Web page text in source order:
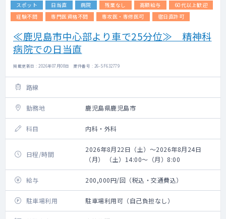
スポット 日当直 病院 残業なし 高額給与
60代以上歓迎
経験不問
専門医資格不問 専攻医・専修医可 宿日直許可
≪鹿児島市中心部より車で25分位≫ 精神科
病院での日当直
掲載更新日 : 2026年07月08日 案件番号 : 26-SF632779
路線
勤務地 鹿児島県鹿児島市
科目 内科・外科
日程/時間
2026年8月22日（土）～2026年8月24日
（月） （土）14:00～（月）8:00
給与 200,000円/回（税込・交通費込）
駐車場利用 駐車場利用可（自己負担なし）